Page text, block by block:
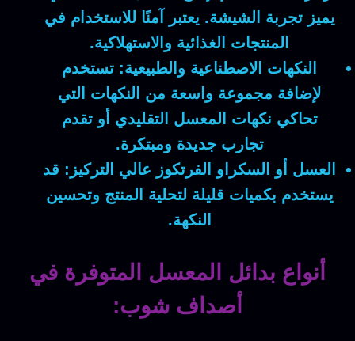
يميز تجربة الشيشة. يعتبر آمنًا للاستخدام في
المنتجات الغذائية والاستهلاكية.
النكهات الاصطناعية والطبيعية: تستخدم
لإضافة مجموعة واسعة من النكهات التي
تحاكي نكهات المعسل التقليدي أو تقدم
تجارب جديدة ومبتكرة.
العسل أو السكراو الفرتكوز عالي التركيز: قد
يستخدم بكميات قليلة لتحلية المنتج وتحسين
النكهة.
أنواع بدائل المعسل المتوفرة في
أصداف شوب: